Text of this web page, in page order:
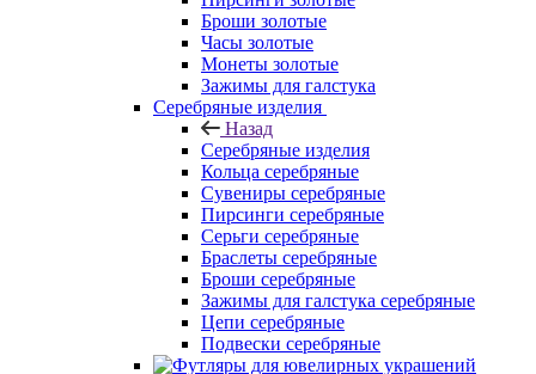
Броши золотые
Часы золотые
Монеты золотые
Зажимы для галстука
Серебряные изделия
Назад
Серебряные изделия
Кольца серебряные
Сувениры серебряные
Пирсинги серебряные
Серьги серебряные
Браслеты серебряные
Броши серебряные
Зажимы для галстука серебряные
Цепи серебряные
Подвески серебряные